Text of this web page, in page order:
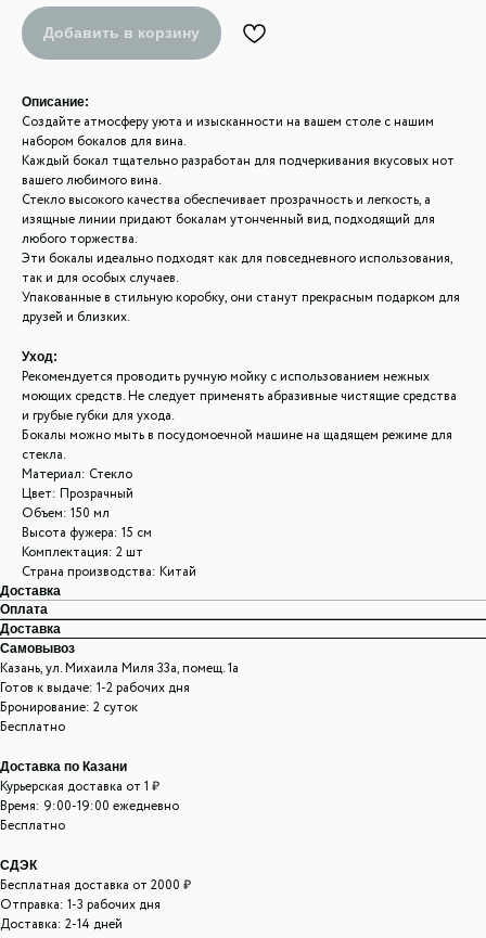
Добавить в корзину
Описание:
Создайте атмосферу уюта и изысканности на вашем столе с нашим
набором бокалов для вина.
Каждый бокал тщательно разработан для подчеркивания вкусовых нот
вашего любимого вина.
Стекло высокого качества обеспечивает прозрачность и легкость, а
изящные линии придают бокалам утонченный вид, подходящий для
любого торжества.
Эти бокалы идеально подходят как для повседневного использования,
так и для особых случаев.
Упакованные в стильную коробку, они станут прекрасным подарком для
друзей и близких.
Уход:
Рекомендуется проводить ручную мойку с использованием нежных
моющих средств. Не следует применять абразивные чистящие средства
и грубые губки для ухода.
Бокалы можно мыть в посудомоечной машине на щадящем режиме для
стекла.
Материал: Стекло
Цвет: Прозрачный
Объем: 150 мл
Высота фужера: 15 см
Комплектация: 2 шт
Страна производства: Китай
Доставка
Оплата
Доставка
Самовывоз
Казань, ул. Михаила Миля 33а, помещ. 1а
Готов к выдаче: 1-2 рабочих дня
Бронирование: 2 суток
Бесплатно
Доставка по Казани
Курьерская доставка от 1 ₽
Время: 9:00-19:00 ежедневно
Бесплатно
СДЭК
Бесплатная доставка от 2000 ₽
Отправка: 1-3 рабочих дня
Доставка: 2-14 дней